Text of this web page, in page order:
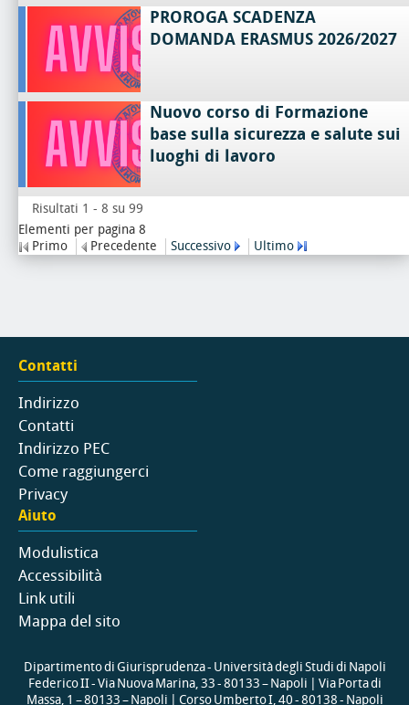
PROROGA SCADENZA
DOMANDA ERASMUS 2026/2027
Nuovo corso di Formazione
base sulla sicurezza e salute sui
luoghi di lavoro
Risultati 1 - 8 su 99
Elementi per pagina 8
Primo
Precedente Successivo Ultimo
Contatti
Indirizzo
Contatti
Indirizzo PEC
Come raggiungerci
Privacy
Aiuto
Modulistica
Accessibilità
Link utili
Mappa del sito
Dipartimento di Giurisprudenza - Università degli Studi di Napoli
Federico II - Via Nuova Marina, 33 - 80133 – Napoli | Via Porta di
Massa, 1 – 80133 – Napoli | Corso Umberto I, 40 - 80138 - Napoli